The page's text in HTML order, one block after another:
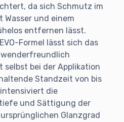
da sich Schmutz im
und einem
entfernen lässt.
Formel lässt sich das
bei der Applikation
Standzeit von bis
intensiviert die
und Sättigung der
Glanzgrad